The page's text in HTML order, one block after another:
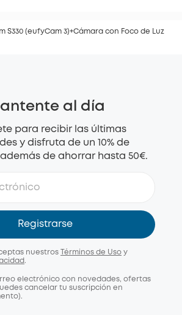
S330 (eufyCam 3)+Cámara con Foco de Luz
al día
para recibir las últimas
y disfruta de un 10% de
de ahorrar hasta 50€.
Registrarse
nuestros Términos de Uso y
.
electrónico con novedades, ofertas
cancelar tu suscripción en